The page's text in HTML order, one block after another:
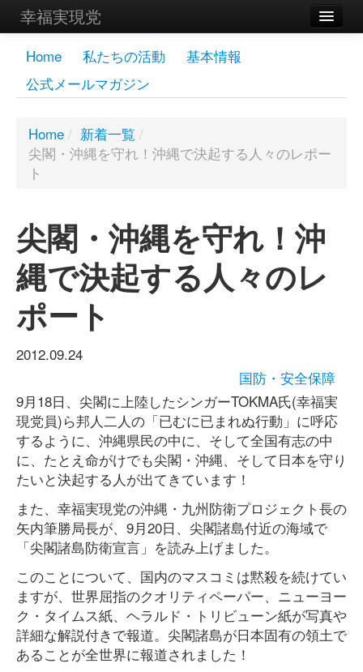
幸福実現党
メンバーズページ
党員
お問い合わせ
Home 私たちの活動
基本情報
公式メールマガジン
Home / 新着一覧 /
尖閣・沖縄を守れ！沖縄で決起する人々のレポー
ト
尖閣・沖縄を守れ！沖
縄で決起する人々のレ
ポート
2012.09.24
国防・安全保障
9月18日、尖閣に上陸したシンガーTOKMA氏(幸福実
現党員)ら邦人二人の「已むに已まれぬ行動」に呼応
するように、沖縄県民の中に、そして全国有志の中
に、たとえ命がけでも尖閣・沖縄、そして日本を守り
たいと決起する人が出てきています！
また、幸福実現党の沖縄・九州防衛プロジェクト長の
矢内筆勝局長が、9月20日、尖閣諸島付近の海域で
「尖閣諸島防衛宣言」を読み上げました。
このことについて、国内のマスコミは黙殺を続けてい
ますが、世界屈指のクオリティペーパー、ニューヨー
ク・タイムス紙、ヘラルド・トリビューン紙が写真や
詳細な解説付きで報道。尖閣諸島が日本固有の領土で
あることが全世界に報道されました！